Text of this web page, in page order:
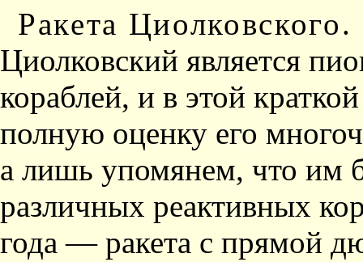
Ракета Циолковского.
Циолковский является
кораблей, и в этой
полную оценку его
а лишь упомянем, что им
различных реактивных
года — ракета с прямой